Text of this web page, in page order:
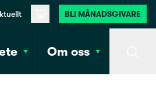
Varukorg
BLI MÅNADSGIVARE
Om oss